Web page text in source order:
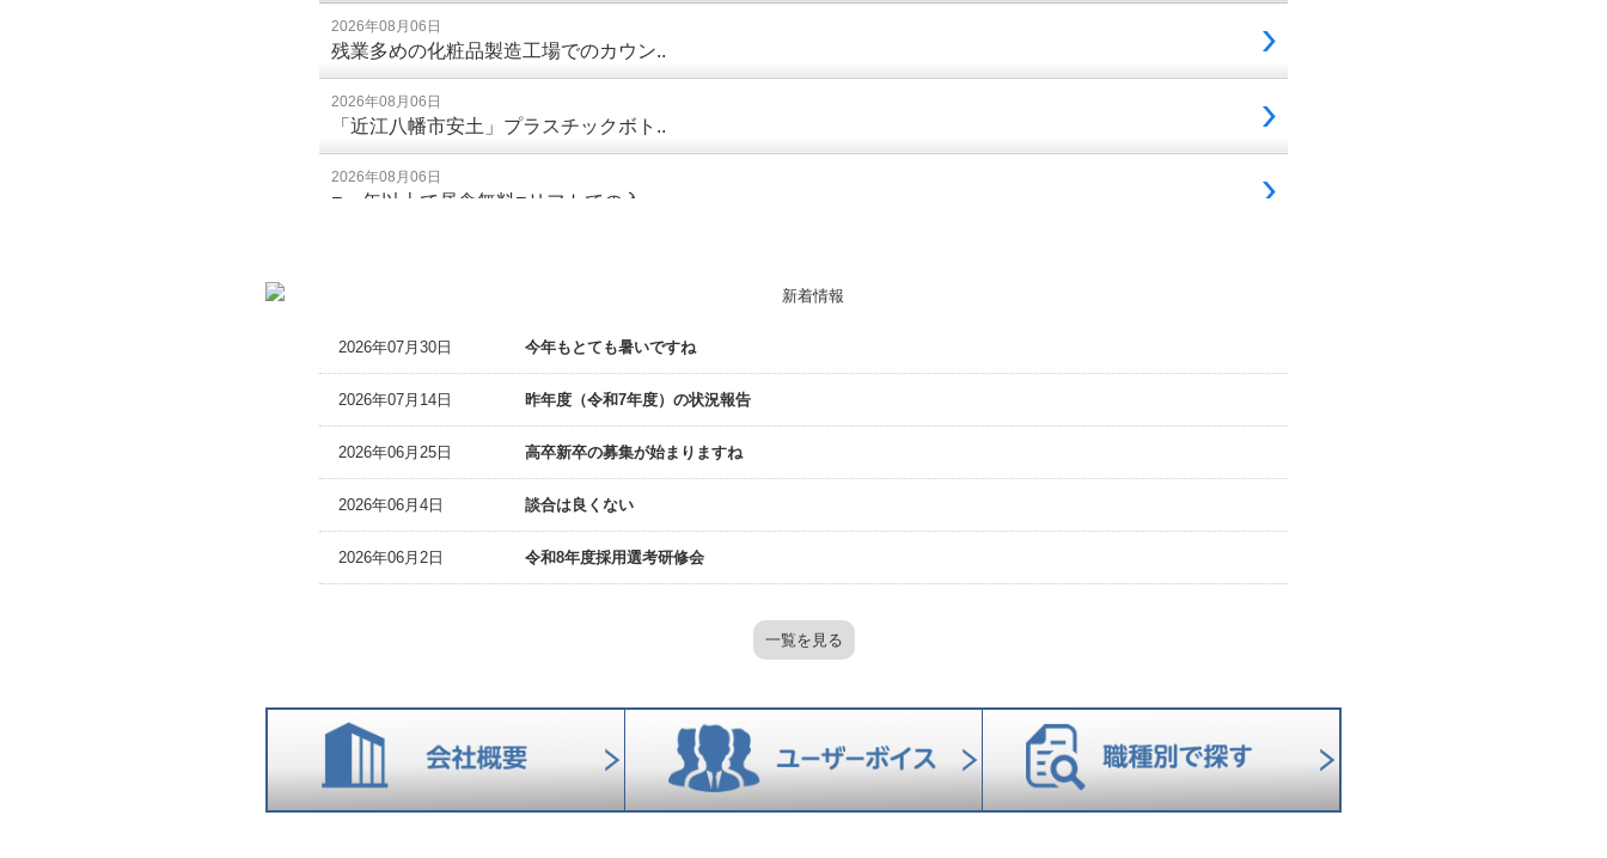
2026年07月30日 今年もとても暑いですね
2026年07月14日 昨年度（令和7年度）の状況報告
2026年06月25日 高卒新卒の募集が始まりますね
2026年06月4日 談合は良くない
2026年06月2日 令和8年度採用選考研修会
一覧を見る